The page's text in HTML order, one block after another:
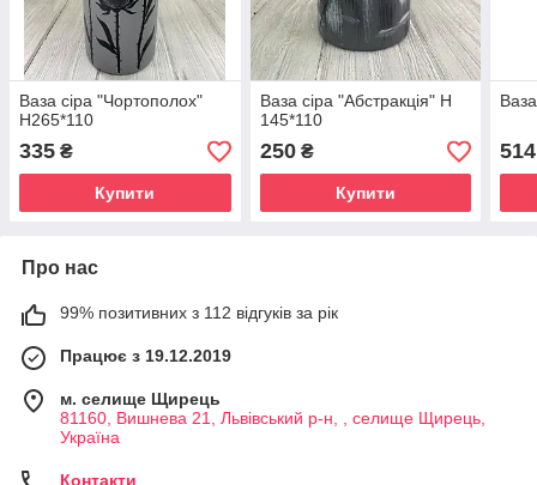
Ваза сіра "Чортополох"
Н265*110
335 ₴
Купити
Ваза сіра "Абстракція" Н
145*110
250₴
Купити
514
Про нас
99% позитивних з 112 відгуків за рік
Працює з 19.12.2019
м. селище Щирець
81160, Вишнева 21, Львівський р-н, , селище Щирець,
Україна
Контакти